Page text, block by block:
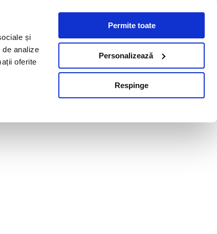
și
de analize
oferite
Permite toate
Personalizează
Respinge